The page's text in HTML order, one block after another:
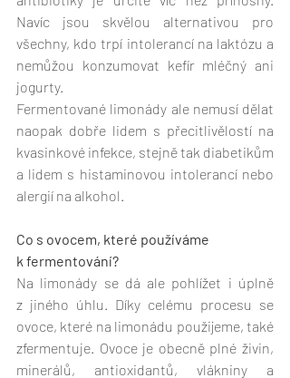
Navíc jsou skvělou alternativou pro
všechny, kdo trpí intolerancí na laktózu a
nemůžou konzumovat kefír mléčný ani
jogurty.
Fermentované limonády ale nemusí dělat
naopak dobře lidem s přecitlivělostí na
kvasinkové infekce, stejně tak diabetikům
a lidem s histaminovou intolerancí nebo
alergií na alkohol.
Co s ovocem, které používáme
k fermentování?
Na limonády se dá ale pohlížet i úplně
z jiného úhlu. Díky celému procesu se
ovoce, které na limonádu použijeme, také
zfermentuje. Ovoce je obecně plné živin,
minerálů, antioxidantů, vlákniny a